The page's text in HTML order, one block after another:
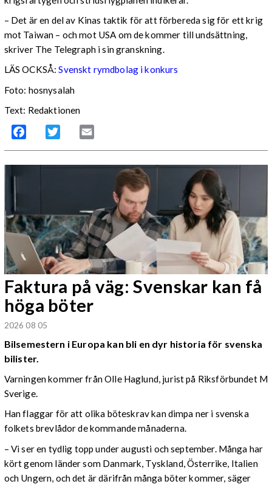
– Det är en del av Kinas taktik för att förbereda sig för ett krig
mot Taiwan – och mot USA om de kommer till undsättning,
skriver The Telegraph i sin granskning.
LÄS OCKSÅ: Svenskt rymdbolag i konkurs
Foto: hosnysalah
Text: Redaktionen
Facebook Twitter
Faktura på väg: Svenskar kan få
höga böter
2026 08 05
Bilsemestern i Europa kan bli en dyr historia för svenska
bilister.
Varningen kommer från Olle Haglund, jurist på Riksförbundet M
Sverige.
Han flaggar för att olika böteskrav kan dimpa ner i svenska
folkets brevlådor de kommande månaderna.
– Vi ser en tydlig topp under augusti och september. Många har
kört genom länder som Danmark, Tyskland, Österrike, Italien
och Ungern, och det är därifrån många böter kommer, säger